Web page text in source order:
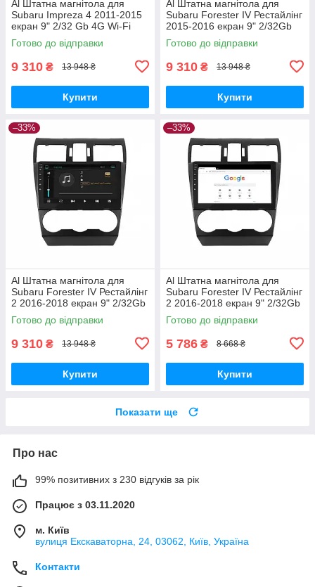
Al Штатна магнітола для
Subaru Impreza 4 2011-2015
екран 9" 2/32 Gb 4G Wi-Fi
GPS Top Android
Готово до відправки
9 310 ₴ 13 948 ₴
Купити
Al Штатна магнітола для
Subaru Forester IV Рестайлінг
2015-2016 екран 9" 2/32Gb
4G Wi-Fi GPS Top Android
Готово до відправки
9 310 ₴ 13 948 ₴
Купити
–33%
Al Штатна магнітола для
Subaru Forester IV Рестайлінг
2 2016-2018 екран 9" 2/32Gb
4G Wi-Fi GPS Top Android
Готово до відправки
9 310 ₴ 13 948 ₴
Купити
–33%
Al Штатна магнітола для
Subaru Forester IV Рестайлінг
2 2016-2018 екран 9" 2/32Gb
Wi-Fi GPS Base Android
Готово до відправки
5 786 ₴ 8 668 ₴
Купити
Показати ще
Про нас
99% позитивних з 230 відгуків за рік
Працює з 03.11.2020
м. Київ
вулиця Екскаваторна, 24, 03062, Київ, Україна
Контакти